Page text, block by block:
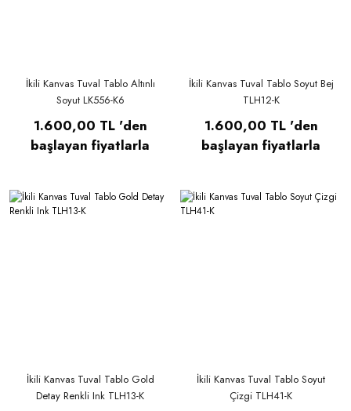
İkili Kanvas Tuval Tablo Altınlı
Soyut LK556-K6
1.600,00 TL 'den
başlayan fiyatlarla
İkili Kanvas Tuval Tablo Soyut Bej
TLH12-K
1.600,00 TL 'den
başlayan fiyatlarla
İkili Kanvas Tuval Tablo Gold
Detay Renkli Ink TLH13-K
İkili Kanvas Tuval Tablo Soyut
Çizgi TLH41-K